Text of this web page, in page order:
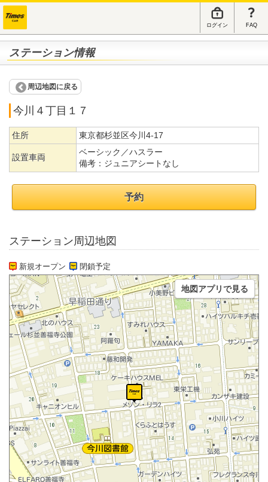
ログイン FAQ
ステーション情報
周辺地図に戻る
今川４丁目１７
住所 東京都杉並区今川4-17
設置車両
ベーシック／ハスラー
備考： ジュニアシートなし
予約
ステーション周辺地図
新規オープン 閉鎖予定
地図アプリで見る